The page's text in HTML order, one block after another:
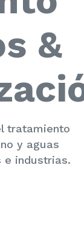
&
tratamiento
y aguas
e industrias.